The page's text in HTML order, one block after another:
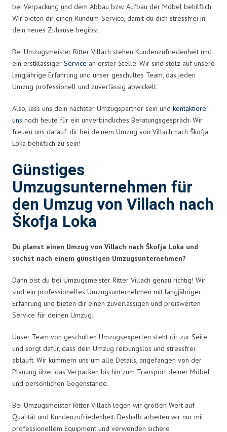
bei Verpackung und dem Abbau bzw. Aufbau der Möbel behilflich.
Wir bieten dir einen Rundum-Service, damit du dich stressfrei in
dein neues Zuhause begibst.
Bei Umzugsmeister Ritter Villach stehen Kundenzufriedenheit und
ein erstklassiger Service an erster Stelle. Wir sind stolz auf unsere
langjährige Erfahrung und unser geschultes Team, das jeden
Umzug professionell und zuverlässig abwickelt.
Also, lass uns dein nächster Umzugspartner sein und kontaktiere
uns noch heute für ein unverbindliches Beratungsgespräch. Wir
freuen uns darauf, dir bei deinem Umzug von Villach nach Škofja
Loka behilflich zu sein!
Günstiges
Umzugsunternehmen für
den Umzug von Villach nach
Škofja Loka
Du planst einen Umzug von Villach nach Škofja Loka und
suchst nach einem günstigen Umzugsunternehmen?
Dann bist du bei Umzugsmeister Ritter Villach genau richtig! Wir
sind ein professionelles Umzugsunternehmen mit langjähriger
Erfahrung und bieten dir einen zuverlässigen und preiswerten
Service für deinen Umzug.
Unser Team von geschulten Umzugsexperten steht dir zur Seite
und sorgt dafür, dass dein Umzug reibungslos und stressfrei
abläuft. Wir kümmern uns um alle Details, angefangen von der
Planung über das Verpacken bis hin zum Transport deiner Möbel
und persönlichen Gegenstände.
Bei Umzugsmeister Ritter Villach legen wir großen Wert auf
Qualität und Kundenzufriedenheit. Deshalb arbeiten wir nur mit
professionellem Equipment und verwenden sichere